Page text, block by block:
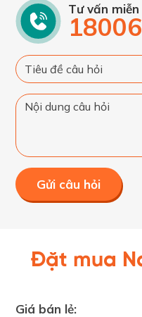
Tư vấn miễn
Gửi câu hỏi
Đặt mua
Giá bán lẻ: